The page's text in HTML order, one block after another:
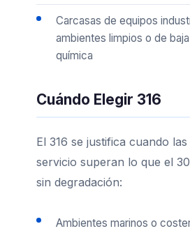
Carcasas de equipos
ambientes limpios o de
química
Cuándo Elegir 316
El 316 se justifica cuando
servicio superan lo que el
sin degradación:
Ambientes marinos o